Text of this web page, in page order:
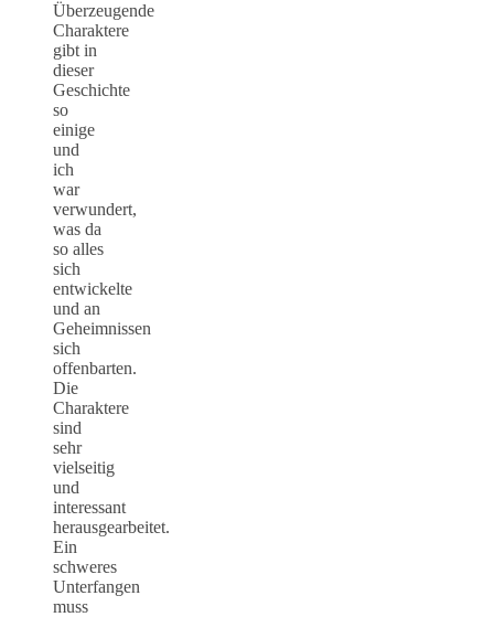
Überzeugende
Charaktere
gibt in
dieser
Geschichte
so
einige
und
ich
war
verwundert,
was da
so alles
sich
entwickelte
und an
Geheimnissen
sich
offenbarten.
Die
Charaktere
sind
sehr
vielseitig
und
interessant
herausgearbeitet.
Ein
schweres
Unterfangen
muss